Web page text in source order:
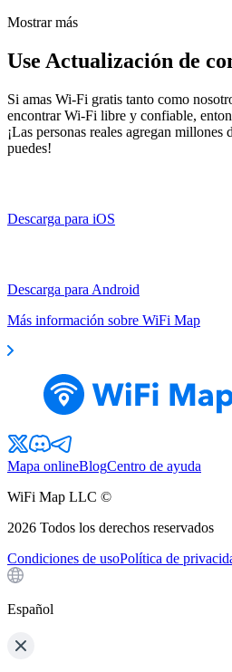
Mostrar más
Use Actualización de
Si amas Wi-Fi gratis tanto como
encontrar Wi-Fi libre y confiable,
¡Las personas reales agregan
puedes!
Descarga para iOS
Descarga para Android
Más información sobre WiFi Map
Mapa onlineBlogCentro de ayuda
WiFi Map LLC ©
2026 Todos los derechos reservados
Condiciones de usoPolítica de
Español